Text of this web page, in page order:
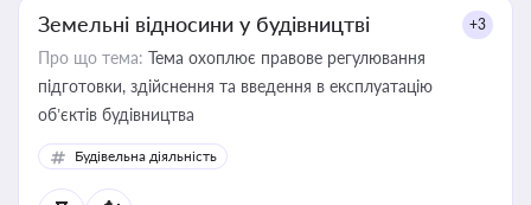
Земельні відносини у будівництві +3
Про що тема: Тема охоплює правове регулювання
підготовки, здійснення та введення в експлуатацію
об’єктів будівництва
Будівельна діяльність